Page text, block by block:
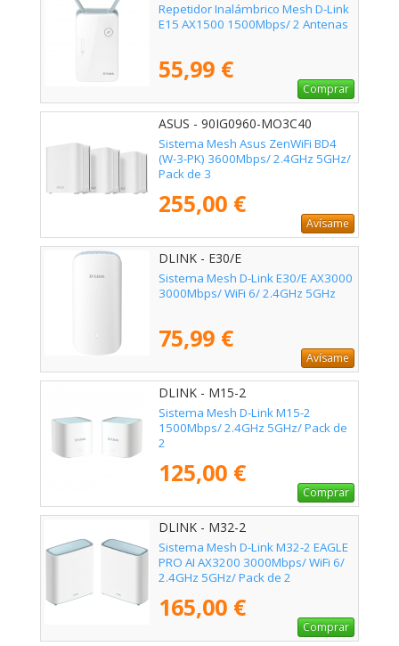
Repetidor Inalámbrico Mesh D-Link
E15 AX1500 1500Mbps/ 2 Antenas
55,99 €
Comprar
ASUS - 90IG0960-MO3C40
Sistema Mesh Asus ZenWiFi BD4
(W-3-PK) 3600Mbps/ 2.4GHz 5GHz/
Pack de 3
255,00 €
Avísame
DLINK - E30/E
Sistema Mesh D-Link E30/E AX3000
3000Mbps/ WiFi 6/ 2.4GHz 5GHz
75,99 €
Avísame
DLINK - M15-2
Sistema Mesh D-Link M15-2
1500Mbps/ 2.4GHz 5GHz/ Pack de
2
125,00 €
Comprar
DLINK - M32-2
Sistema Mesh D-Link M32-2 EAGLE
PRO AI AX3200 3000Mbps/ WiFi 6/
2.4GHz 5GHz/ Pack de 2
165,00 €
Comprar